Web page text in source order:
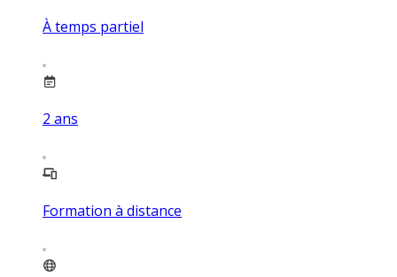
À temps partiel
2 ans
Formation à distance